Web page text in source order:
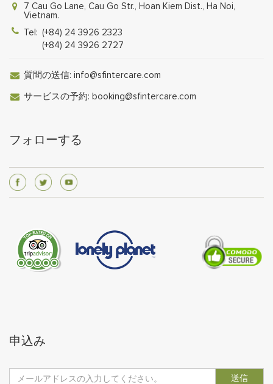
7 Cau Go Lane, Cau Go Str., Hoan Kiem Dist., Ha Noi,
Vietnam.
Tel: (+84) 24 3926 2323
(+84) 24 3926 2727
質問の送信: info@sfintercare.com
サービスの予約: booking@sfintercare.com
フォローする
申込み
送信